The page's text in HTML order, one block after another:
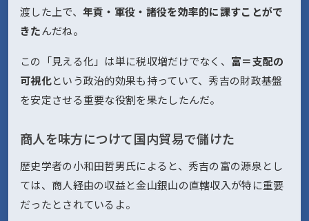
渡した上で、 年貢・軍役・諸役を効率的に課すことがで
きたんだね。
この「見える化」は単に税収増だけでなく、 富＝支配の
可視化という政治的効果も持っていて、秀吉の財政基盤
を安定させる重要な役割を果たしたんだ。
商人を味方につけて国内貿易で儲けた
歴史学者の小和田哲男氏によると、秀吉の富の源泉とし
ては、商人経由の収益と金山銀山の直轄収入が特に重要
だったとされているよ。